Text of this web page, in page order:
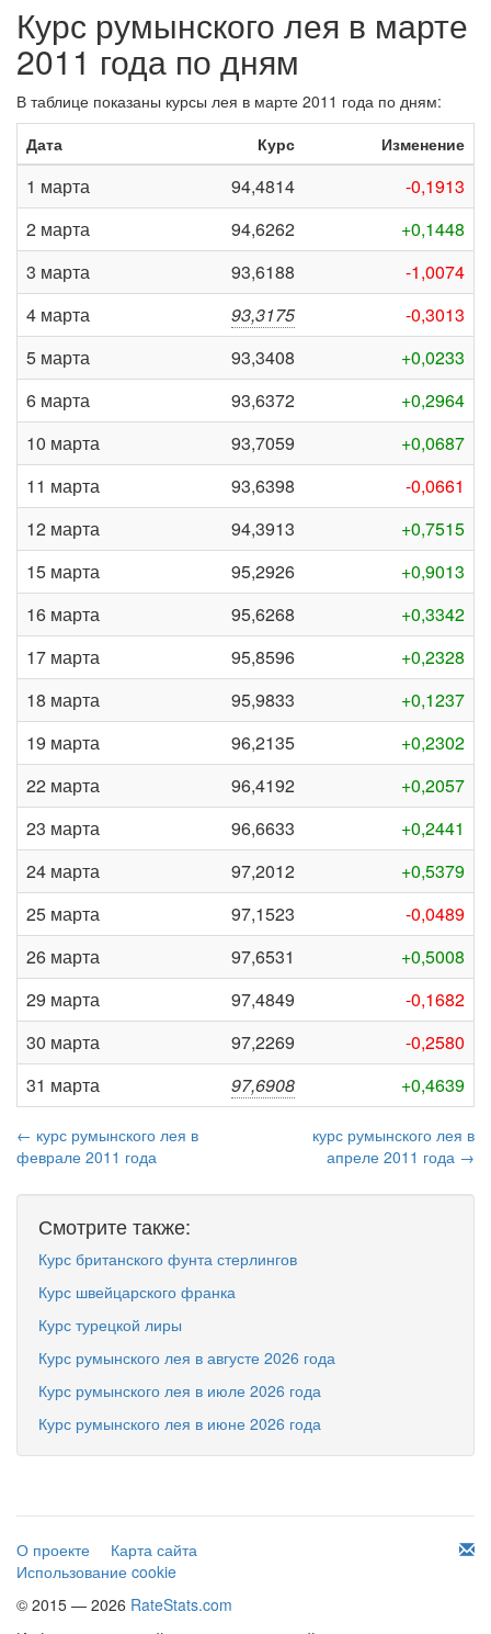
Курс румынского лея в марте
2011 года по дням
В таблице показаны курсы лея в марте 2011 года по дням:
Дата
Курс Изменение
1 марта 94,4814
-0,1913
2 марта
94,6262
+0,1448
3 марта
93,6188
-1,0074
4 марта
93,3175
-0,3013
5 марта
93,3408
+0,0233
6 марта
93,6372
+0,2964
10 марта
93,7059
+0,0687
11 марта
93,6398
-0,0661
12 марта
94,3913
+0,7515
15 марта
95,2926
+0,9013
16 марта
95,6268
+0,3342
17 марта
95,8596
+0,2328
18 марта
95,9833
+0,1237
19 марта
96,2135
+0,2302
22 марта
96,4192
+0,2057
23 марта
96,6633
+0,2441
24 марта
97,2012
+0,5379
25 марта
97,1523
-0,0489
26 марта
97,6531
+0,5008
29 марта
97,4849
-0,1682
30 марта
97,2269
-0,2580
31 марта
97,6908 +0,4639
← курс румынского лея в
феврале 2011 года
курс румынского лея в
апреле 2011 года →
Смотрите также:
Курс британского фунта стерлингов
Курс швейцарского франка
Курс турецкой лиры
Курс румынского лея в августе 2026 года
Курс румынского лея в июле 2026 года
Курс румынского лея в июне 2026 года
О проекте
Карта сайта
Использование cookie
© 2015 — 2026 RateStats.com